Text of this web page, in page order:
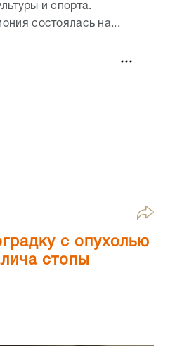
и спорта.
состоялась на...
с опухолью
стопы